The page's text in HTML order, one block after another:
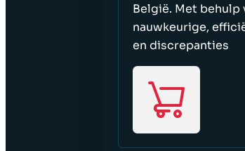
België. Met
nauwkeurige,
en discrepanties